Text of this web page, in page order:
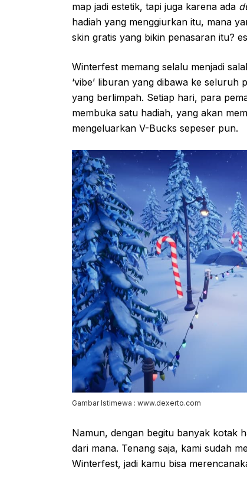
map jadi estetik, tapi juga karena ada
hadiah yang menggiurkan itu, mana
skin gratis yang bikin penasaran itu?
Winterfest memang selalu menjadi
‘vibe’ liburan yang dibawa ke seluruh
yang berlimpah. Setiap hari, para
membuka satu hadiah, yang akan
mengeluarkan V-Bucks sepeser pun.
Gambar Istimewa : www.dexerto.com
Namun, dengan begitu banyak kotak
dari mana. Tenang saja, kami sudah
Winterfest, jadi kamu bisa